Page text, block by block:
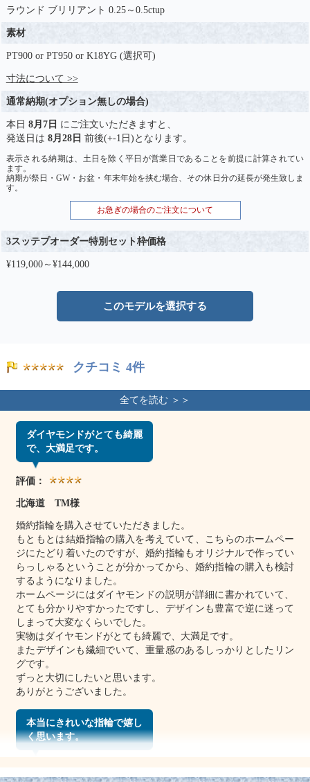
ラウンド ブリリアント 0.25～0.5ctup
素材
PT900 or PT950 or K18YG (選択可)
寸法について >>
通常納期(オプション無しの場合)
本日 8月7日 にご注文いただきますと、
発送日は 8月28日 前後(+-1日)となります。
表示される納期は、土日を除く平日が営業日であることを前提に計算されてい
ます。
納期が祭日・GW・お盆・年末年始を挟む場合、その休日分の延長が発生致しま
す。
お急ぎの場合のご注文について
3スッテプオーダー特別セット枠価格
¥119,000～¥144,000
このモデルを選択する
クチコミ 4件
ダイヤモンドがとても綺麗
で、大満足です。
評価：
北海道 TM様
婚約指輪を購入させていただきました。
もともとは結婚指輪の購入を考えていて、こちらのホームペー
ジにたどり着いたのですが、婚約指輪もオリジナルで作ってい
らっしゃるということが分かってから、婚約指輪の購入も検討
するようになりました。
ホームページにはダイヤモンドの説明が詳細に書かれていて、
とても分かりやすかったですし、デザインも豊富で逆に迷って
しまって大変なくらいでした。
実物はダイヤモンドがとても綺麗で、大満足です。
またデザインも繊細でいて、重量感のあるしっかりとしたリン
グです。
ずっと大切にしたいと思います。
ありがとうございました。
本当にきれいな指輪で嬉し
く思います。